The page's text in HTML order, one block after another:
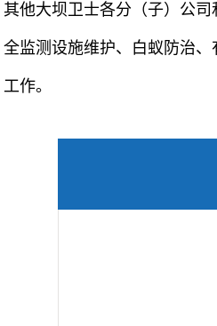
其他大坝卫士各分（子）公
全监测设施维护、白蚁防治、
工作。